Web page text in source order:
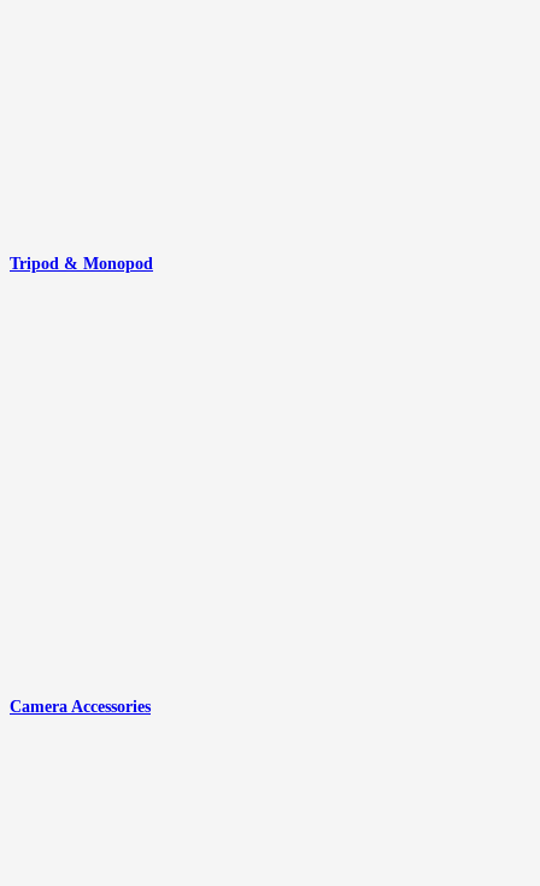
Tripod & Monopod
Camera Accessories